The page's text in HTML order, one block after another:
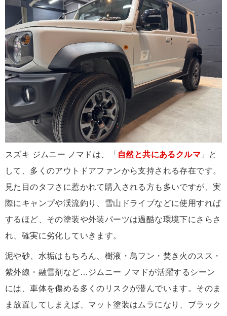
スズキ ジムニー ノマドは、「 自然と共にあるクルマ 」と
して、多くのアウトドアファンから支持される存在です。
見た目のタフさに惹かれて購入される方も多いですが、実
際にキャンプや渓流釣り、雪山ドライブなどに使用すれば
するほど、その塗装や外装パーツは過酷な環境下にさらさ
れ、確実に劣化していきます。
泥や砂、水垢はもちろん、樹液・鳥フン・焚き火のスス・
紫外線・融雪剤など…ジムニー ノマドが活躍するシーン
には、車体を傷める多くのリスクが潜んでいます。そのま
ま放置してしまえば、マット塗装はムラになり、ブラック